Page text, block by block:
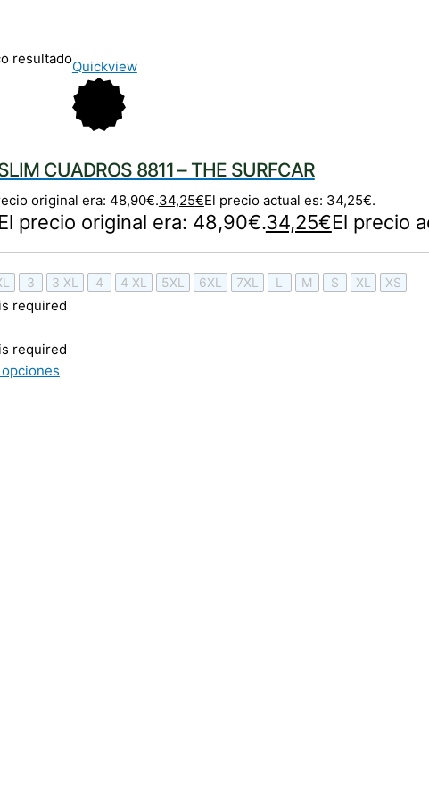
resultadoQuickview
CUADROS 8811 – THE SURFCAR
original era: 48,90€.34,25€El precio actual es: 34,25€.
El precio original era: 48,90€.34,25€El precio
3 3 XL 4 4 XL 5XL 6XL 7XL L M S XL XS
required
required